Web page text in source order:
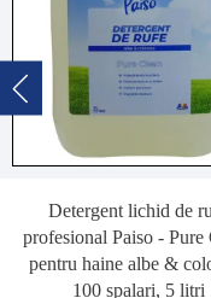
Detergent lichid de
profesional Paiso - Pure
pentru haine albe &
100 spalari, 5 litri